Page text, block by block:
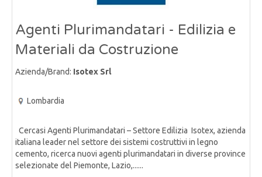
Agenti Plurimandatari - Edilizia e
Materiali da Costruzione
Azienda/Brand: Isotex Srl
Lombardia
Cercasi Agenti Plurimandatari – Settore Edilizia Isotex, azienda
italiana leader nel settore dei sistemi costruttivi in legno
cemento, ricerca nuovi agenti plurimandatari in diverse province
selezionate del Piemonte, Lazio,......